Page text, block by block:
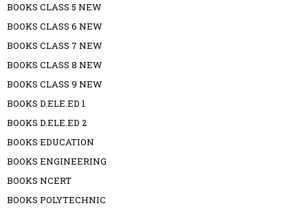
BOOKS CLASS 5 NEW
BOOKS CLASS 6 NEW
BOOKS CLASS 7 NEW
BOOKS CLASS 8 NEW
BOOKS CLASS 9 NEW
BOOKS D.ELE.ED 1
BOOKS D.ELE.ED 2
BOOKS EDUCATION
BOOKS ENGINEERING
BOOKS NCERT
BOOKS POLYTECHNIC